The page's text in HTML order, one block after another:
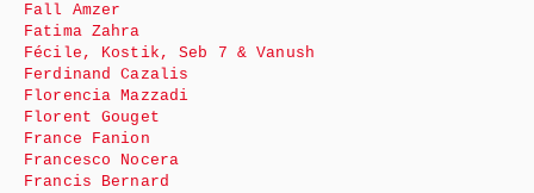
Fall Amzer
Fatima Zahra
Fécile, Kostik, Seb 7 & Vanush
Ferdinand Cazalis
Florencia Mazzadi
Florent Gouget
France Fanion
Francesco Nocera
Francis Bernard